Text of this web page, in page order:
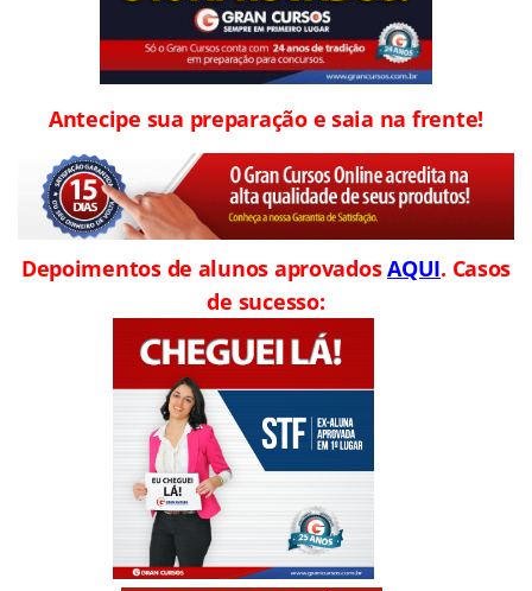
Antecipe sua preparação e saia na frente!
Depoimentos de alunos aprovadosAQUI. Casos
de sucesso: